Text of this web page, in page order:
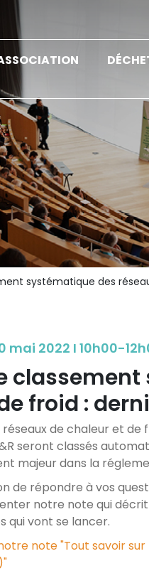
systématique des
mai 2022 I 10h00-
froid :
réseaux de chaleur et
seront classés
majeur dans la
de répondre à vos
notre note qui
qui vont se lancer.
note "Tout savoir